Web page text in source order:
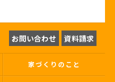
お問い合わせ 資料請求
家づくりのこと